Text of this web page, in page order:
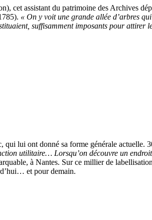
cet assistant du patrimoine des Archives
« On y voit une grande allée d’arbres
suffisamment imposants pour attirer
qui lui ont donné sa forme générale
utilitaire… Lorsqu’on découvre un
à Nantes. Sur ce millier de
et pour demain.